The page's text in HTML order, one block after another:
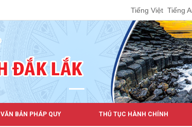
Tiếng Việt Tiếng
VĂN BẢN PHÁP QUY THỦ TỤC HÀNH CHÍNH